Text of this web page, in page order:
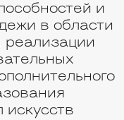
и
в области
реализации
искусств